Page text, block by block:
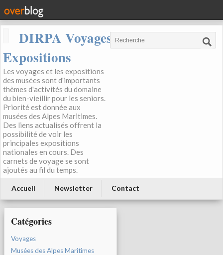
DIRPA Voyages, Musées,
Expositions
Les voyages et les expositions
des musées sont d'importants
thèmes d'activités du domaine
du bien-vieillir pour les seniors.
Priorité est donnée aux
musées des Alpes Maritimes.
Des liens actualisés offrent la
possibilité de voir les
principales expositions
nationales en cours. Des
carnets de voyage se sont
ajoutés au fil du temps.
Accueil Newsletter Contact
Catégories
Voyages
Musées des Alpes Maritimes